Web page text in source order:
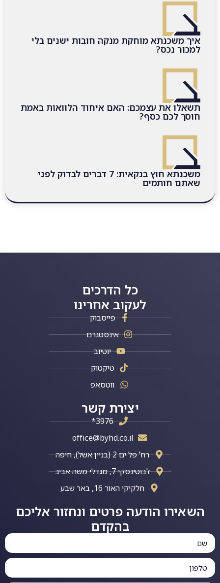
איך משכנתא מוחקת מנקה חובות ישנים בלי
למכור נכס?
תשאלו את עצמכם: האם איחוד הלוואות באמת
חוסך לכם כסף?
משכנתא חוץ בנקאית: 7 דברים לבדוק לפני
שאתם חותמים
כל הדרכים
לעקוב אחרינו
פייסבוק
אינסטגרם
יוטיוב
טיקטוק
ווטסאפ
השאירו הודעה פרטים ונחזור אליכם
בהקדם
יצירת קשר
3976*
office@byhd.co.il
רח' פל ים 2 (בניין אשל), חיפה
ז'בוטינסקי 7, מגדלי משה אביב
חלקיקי האור 16, באר שבע